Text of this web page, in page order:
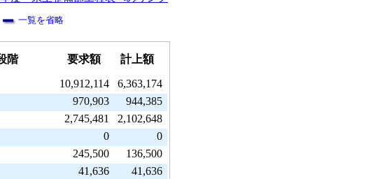
一覧を省略
階 要求額 計上額
10,912,114
6,363,174
970,903
944,385
2,745,481
2,102,648
0
0
245,500
136,500
41,636
41,636